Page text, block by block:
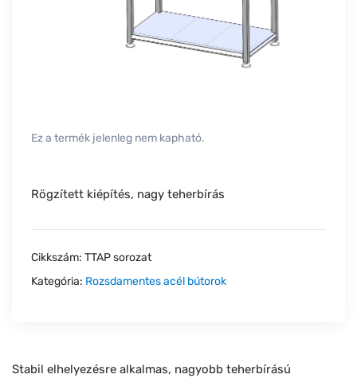
Ez a termék jelenleg nem kapható.
Rögzített kiépítés, nagy teherbírás
Cikkszám: TTAP sorozat
Kategória: Rozsdamentes acél bútorok
Stabil elhelyezésre alkalmas, nagyobb teherbírású